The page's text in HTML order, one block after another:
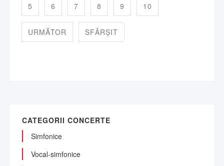
5 6 7 8 9 10
URMĂTOR SFÂRȘIT
CATEGORII CONCERTE
Simfonice
Vocal-simfonice